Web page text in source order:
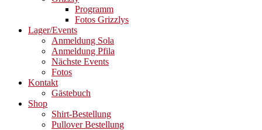
Programm
Fotos Grizzlys
Lager/Events
Anmeldung Sola
Anmeldung Pfila
Nächste Events
Fotos
Kontakt
Gästebuch
Shop
Shirt-Bestellung
Pullover Bestellung